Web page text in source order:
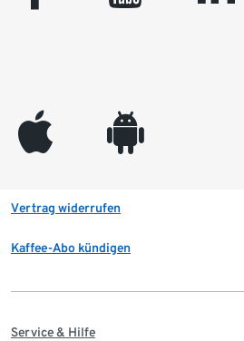
appleinc android
Vertrag widerrufen
Kaffee-Abo kündigen
Service & Hilfe